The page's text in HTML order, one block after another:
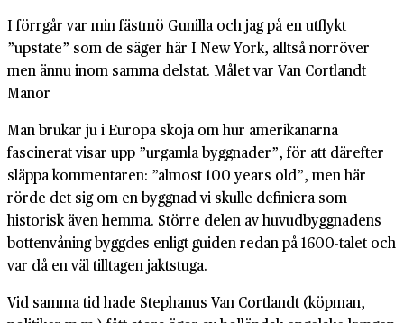
I förrgår var min fästmö Gunilla och jag på en utflykt
”upstate” som de säger här I New York, alltså norröver
men ännu inom samma delstat. Målet var Van Cortlandt
Manor
Man brukar ju i Europa skoja om hur amerikanarna
fascinerat visar upp ”urgamla byggnader”, för att därefter
släppa kommentaren: ”almost 100 years old”, men här
rörde det sig om en byggnad vi skulle definiera som
historisk även hemma. Större delen av huvudbyggnadens
bottenvåning byggdes enligt guiden redan på 1600-talet och
var då en väl tilltagen jaktstuga.
Vid samma tid hade Stephanus Van Cortlandt (köpman,